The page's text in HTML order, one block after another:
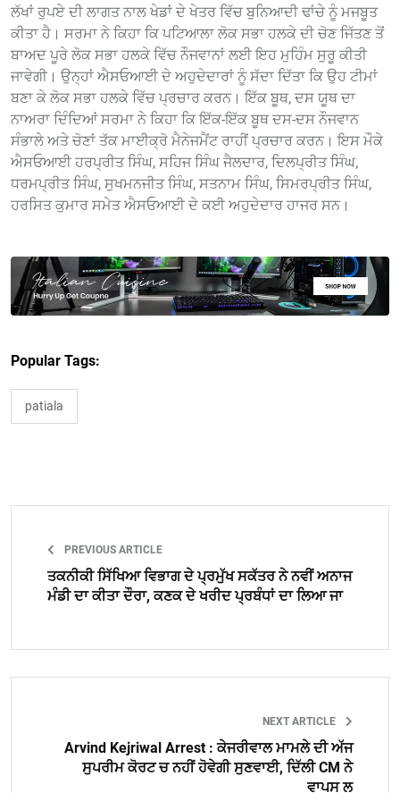
ਲੱਖਾਂ ਰੁਪਏ ਦੀ ਲਾਗਤ ਨਾਲ ਖੇਡਾਂ ਦੇ ਖੇਤਰ ਵਿੱਚ ਬੁਨਿਆਦੀ ਢਾਂਚੇ ਨੂੰ ਮਜਬੂਤ
ਕੀਤਾ ਹੈ। ਸਰਮਾ ਨੇ ਕਿਹਾ ਕਿ ਪਟਿਆਲਾ ਲੋਕ ਸਭਾ ਹਲਕੇ ਦੀ ਚੋਣ ਜਿੱਤਣ ਤੋਂ
ਬਾਅਦ ਪੂਰੇ ਲੋਕ ਸਭਾ ਹਲਕੇ ਵਿੱਚ ਨੌਜਵਾਨਾਂ ਲਈ ਇਹ ਮੁਹਿੰਮ ਸੁਰੂ ਕੀਤੀ
ਜਾਵੇਗੀ। ਉਨ੍ਹਾਂ ਐਸਓਆਈ ਦੇ ਅਹੁਦੇਦਾਰਾਂ ਨੂੰ ਸੱਦਾ ਦਿੱਤਾ ਕਿ ਉਹ ਟੀਮਾਂ
ਬਣਾ ਕੇ ਲੋਕ ਸਭਾ ਹਲਕੇ ਵਿੱਚ ਪ੍ਰਚਾਰ ਕਰਨ। ਇੱਕ ਬੂਥ, ਦਸ ਯੂਥ ਦਾ
ਨਾਅਰਾ ਦਿੰਦਿਆਂ ਸਰਮਾ ਨੇ ਕਿਹਾ ਕਿ ਇੱਕ-ਇੱਕ ਬੂਥ ਦਸ-ਦਸ ਨੌਜਵਾਨ
ਸੰਭਾਲੇ ਅਤੇ ਚੋਣਾਂ ਤੱਕ ਮਾਈਕ੍ਰੋ ਮੈਨੇਜਮੈਂਟ ਰਾਹੀਂ ਪ੍ਰਚਾਰ ਕਰਨ। ਇਸ ਮੌਕੇ
ਐਸਓਆਈ ਹਰਪ੍ਰੀਤ ਸਿੰਘ, ਸਹਿਜ ਸਿੰਘ ਜੈਲਦਾਰ, ਦਿਲਪ੍ਰੀਤ ਸਿੰਘ,
ਧਰਮਪ੍ਰੀਤ ਸਿੰਘ, ਸੁਖਮਨਜੀਤ ਸਿੰਘ, ਸਤਨਾਮ ਸਿੰਘ, ਸਿਮਰਪ੍ਰੀਤ ਸਿੰਘ,
ਹਰਸਿਤ ਕੁਮਾਰ ਸਮੇਤ ਐਸਓਆਈ ਦੇ ਕਈ ਅਹੁਦੇਦਾਰ ਹਾਜਰ ਸਨ।
Popular Tags:
patiala
PREVIOUS ARTICLE
ਤਕਨੀਕੀ ਸਿੱਖਿਆ ਵਿਭਾਗ ਦੇ ਪ੍ਰਮੁੱਖ ਸਕੱਤਰ ਨੇ ਨਵੀਂ ਅਨਾਜ
ਮੰਡੀ ਦਾ ਕੀਤਾ ਦੌਰਾ, ਕਣਕ ਦੇ ਖਰੀਦ ਪ੍ਰਬੰਧਾਂ ਦਾ ਲਿਆ ਜਾ
NEXT ARTICLE
Arvind Kejriwal Arrest : ਕੇਜਰੀਵਾਲ ਮਾਮਲੇ ਦੀ ਅੱਜ
ਸੁਪਰੀਮ ਕੋਰਟ ਚ ਨਹੀਂ ਹੋਵੇਗੀ ਸੁਣਵਾਈ, ਦਿੱਲੀ CM ਨੇ
ਵਾਪਸ ਲ